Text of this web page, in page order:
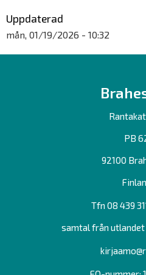
Uppdaterad
mån, 01/19/2026 - 10:32
PB
92100
Tfn 08 439
samtal från utlandet